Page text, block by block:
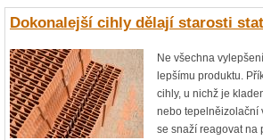
Dokonalejší cihly dělají starosti
Ne všechna
lepšímu produktu.
cihly, u nichž je
nebo tepelněizolační
se snaží reagovat na